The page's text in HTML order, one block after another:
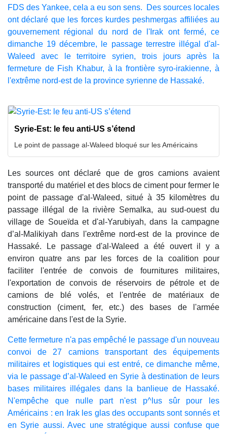
FDS des Yankee, cela a eu son sens.
Des sources locales
ont déclaré que les forces kurdes peshmergas affiliées au
gouvernement régional du nord de l'Irak ont ​​fermé, ce
dimanche 19 décembre, le passage terrestre illégal d'al-
Waleed avec le territoire syrien, trois jours après la
fermeture de Fish Khabur, à la frontière syro-irakienne, à
l'extrême nord-est de la province syrienne de Hassaké.
Syrie-Est: le feu anti-US s’étend
Le point de passage al-Waleed bloqué sur les Américains
Les sources ont déclaré que de gros camions avaient
transporté du matériel et des blocs de ciment pour fermer le
point de passage d'al-Waleed, situé à 35 kilomètres du
passage illégal de la rivière Semalka, au sud-ouest du
village de Soueïda et d'al-Yarubiyah, dans la campagne
d’al-Malikiyah dans l'extrême nord-est de la province de
Hassaké. Le passage d'al-Waleed a été ouvert il y a
environ quatre ans par les forces de la coalition pour
faciliter l'entrée de convois de fournitures militaires,
l'exportation de convois de réservoirs de pétrole et de
camions de blé volés, et l'entrée de matériaux de
construction (ciment, fer, etc.) des bases de l'armée
américaine dans l'est de la Syrie.
Cette fermeture n'a pas empêché le passage d'un nouveau
convoi de 27 camions transportant des équipements
militaires et logistiques qui est entré, ce dimanche même,
via le passage d’al-Waleed en Syrie à destination de leurs
bases militaires illégales dans la banlieue de Hassaké.
N'empêche que nulle part n'est p^lus sûr pour les
Américains : en Irak les glas des occupants sont sonnés et
en Syrie aussi. Avec une stratégique aussi confuse que